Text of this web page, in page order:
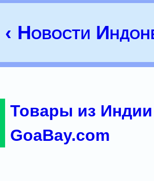
‹ Новости
Товары из
GoaBay.com